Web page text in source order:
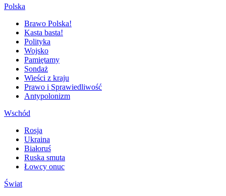
Polska
Brawo Polska!
Kasta basta!
Polityka
Wojsko
Pamiętamy
Sondaż
Wieści z kraju
Prawo i Sprawiedliwość
Antypolonizm
Wschód
Rosja
Ukraina
Białoruś
Ruska smuta
Łowcy onuc
Świat